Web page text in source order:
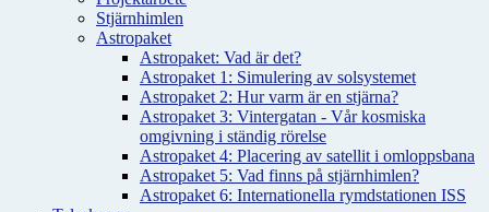
Stjärnhimlen
Astropaket
Astropaket: Vad är det?
Astropaket 1: Simulering av solsystemet
Astropaket 2: Hur varm är en stjärna?
Astropaket 3: Vintergatan - Vår kosmiska
omgivning i ständig rörelse
Astropaket 4: Placering av satellit i omloppsbana
Astropaket 5: Vad finns på stjärnhimlen?
Astropaket 6: Internationella rymdstationen ISS